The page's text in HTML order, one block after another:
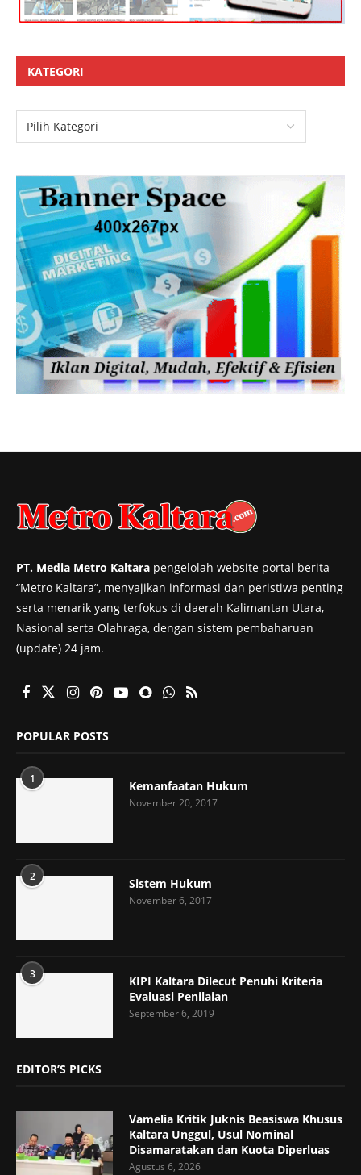
KATEGORI
PT. Media Metro Kaltara pengelolah website portal berita
“Metro Kaltara”, menyajikan informasi dan peristiwa penting
serta menarik yang terfokus di daerah Kalimantan Utara,
Nasional serta Olahraga, dengan sistem pembaharuan
(update) 24 jam.
POPULAR POSTS
1 Kemanfaatan Hukum
November 20, 2017
2 Sistem Hukum
November 6, 2017
3
KIPI Kaltara Dilecut Penuhi Kriteria
Evaluasi Penilaian
September 6, 2019
EDITOR’S PICKS
Vamelia Kritik Juknis Beasiswa Khusus
Kaltara Unggul, Usul Nominal
Disamaratakan dan Kuota Diperluas
Agustus 6, 2026